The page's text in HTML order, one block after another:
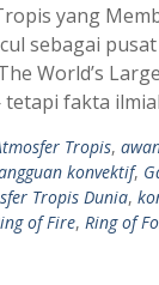
yang
sebagai
World’s
fakta
Tropis,
konvektif,
Tropis Dunia,
of Fire, Ring of